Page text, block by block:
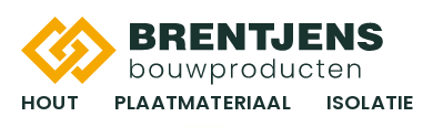
Ga naar hoofdinhoud
HOUT PLAATMATERIAAL ISOLATIE